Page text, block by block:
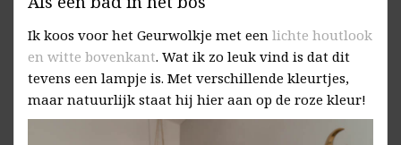
Ik koos voor het Geurwolkje met een lichte houtlook
en witte bovenkant. Wat ik zo leuk vind is dat dit
tevens een lampje is. Met verschillende kleurtjes,
maar natuurlijk staat hij hier aan op de roze kleur!